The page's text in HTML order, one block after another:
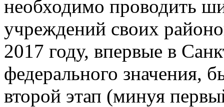
необходимо проводить
учреждений своих
2017 году, впервые в
федерального значения,
второй этап (минуя